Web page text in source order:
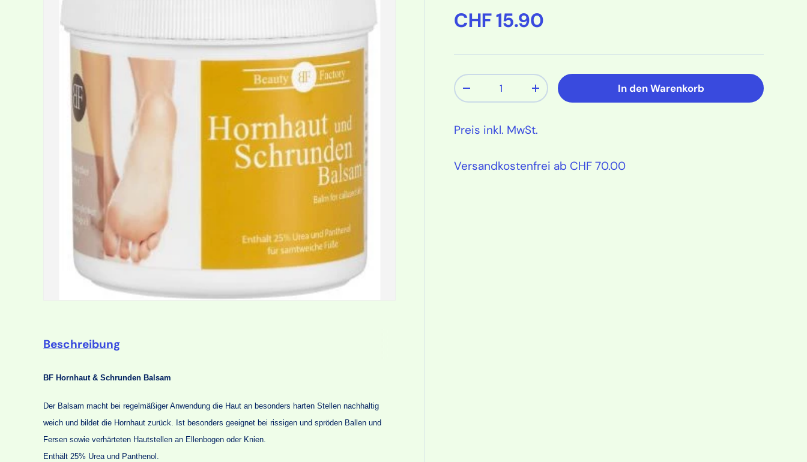
Normaler Preis
CHF 15.90
Anzahl
Menge verringernMenge erhöhen In den Warenkorb
Preis inkl. MwSt.
Versandkostenfrei ab CHF 70.00
Beschreibung
BF Hornhaut & Schrunden Balsam
Der Balsam macht bei regelmäßiger Anwendung die Haut an besonders harten Stellen nachhaltig
weich und bildet die Hornhaut zurück. Ist besonders geeignet bei rissigen und spröden Ballen und
Fersen sowie verhärteten Hautstellen an Ellenbogen oder Knien.
Enthält 25% Urea und Panthenol.